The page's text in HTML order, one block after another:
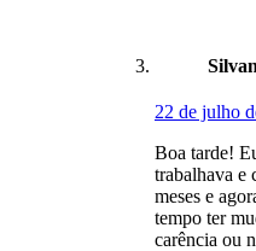
22 de julho
Boa tarde!
trabalhava e
meses e
tempo ter
carência ou